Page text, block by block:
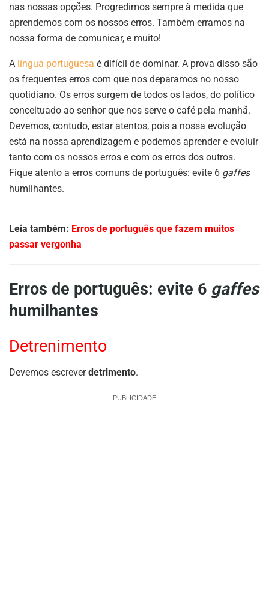
nas nossas opções. Progredimos sempre à medida que
aprendemos com os nossos erros. Também erramos na
nossa forma de comunicar, e muito!
A língua portuguesa é difícil de dominar. A prova disso são
os frequentes erros com que nos deparamos no nosso
quotidiano. Os erros surgem de todos os lados, do político
conceituado ao senhor que nos serve o café pela manhã.
Devemos, contudo, estar atentos, pois a nossa evolução
está na nossa aprendizagem e podemos aprender e evoluir
tanto com os nossos erros e com os erros dos outros.
Fique atento a erros comuns de português: evite 6 gaffes
humilhantes.
Leia também: Erros de português que fazem muitos
passar vergonha
Erros de português: evite 6 gaffes
humilhantes
Detrenimento
Devemos escreverdetrimento.
PUBLICIDADE